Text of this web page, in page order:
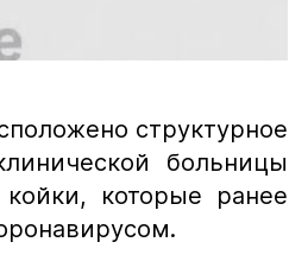
структурное
больницы
которые ранее